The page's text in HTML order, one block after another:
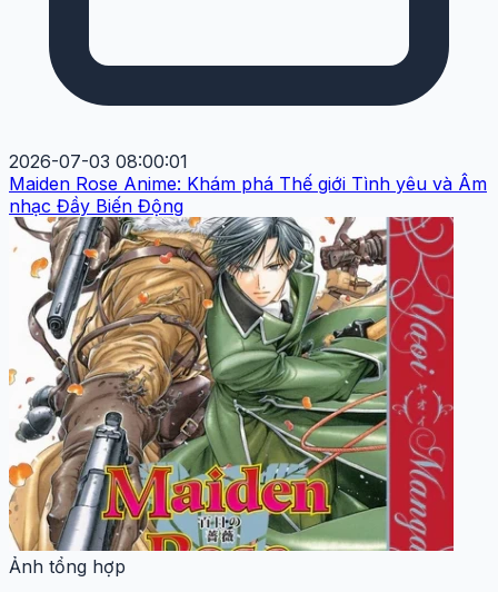
2026-07-03 08:00:01
Maiden Rose Anime: Khám phá Thế giới Tình yêu và Âm
nhạc Đầy Biến Động
Ảnh tổng hợp